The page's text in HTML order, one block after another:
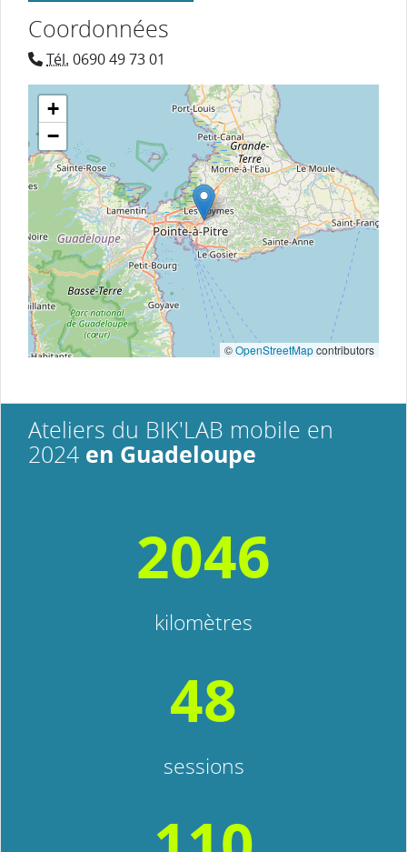
Veuillez laisser ce champ vide :
Coordonnées
Tél. 0690 49 73 01
+
−
©OpenStreetMapcontributors
Ateliers du BIK'LAB mobile en
2024 en Guadeloupe
2046
kilomètres
48
sessions